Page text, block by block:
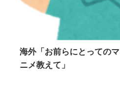
海外「お前らにとっての
ニメ教えて」